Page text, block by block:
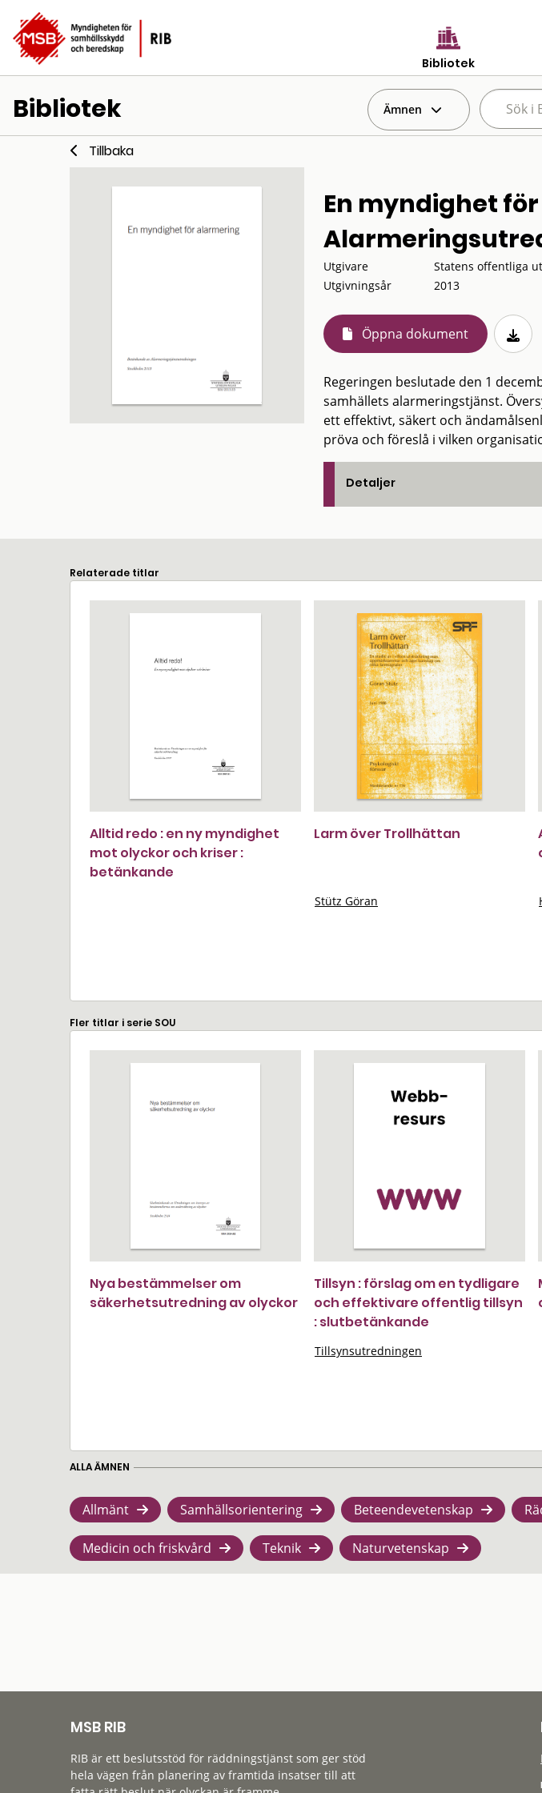
Bibliotek
Bibliotek Ämnen
Tillbaka
En myndighet
Utgivare
Statens offentliga
Utgivningsår
2013
Öppna dokument
Regeringen beslutade den 1
samhällets alarmeringstjänst.
ett effektivt, säkert och
pröva och föreslå i vilken
Detaljer
Relaterade titlar
Alltid redo : en ny myndighet
mot olyckor och kriser :
betänkande
Larm över Trollhättan
Stütz Göran
Fler titlar i serie SOU
Nya bestämmelser om
säkerhetsutredning av olyckor
Tillsyn : förslag om en tydligare
och effektivare offentlig tillsyn
: slutbetänkande
Tillsynsutredningen
ALLA ÄMNEN
Allmänt Samhällsorientering Beteendevetenskap
Medicin och friskvård Teknik Naturvetenskap
MSB RIB
RIB är ett beslutsstöd för räddningstjänst som ger stöd
hela vägen från planering av framtida insatser till att